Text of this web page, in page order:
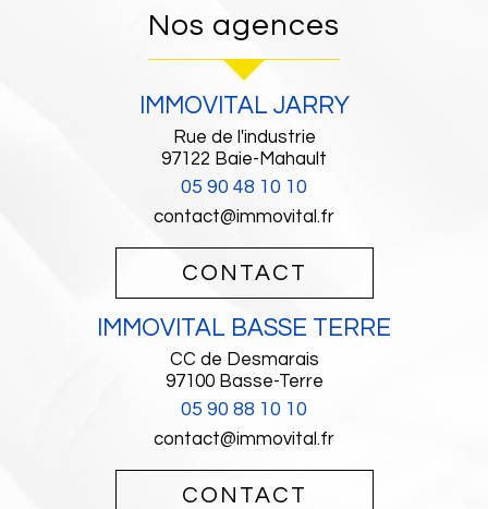
Nos agences
IMMOVITAL JARRY
Rue de l'industrie
97122 Baie-Mahault
05 90 48 10 10
contact@immovital.fr
CONTACT
IMMOVITAL BASSE TERRE
CC de Desmarais
97100 Basse-Terre
05 90 88 10 10
contact@immovital.fr
CONTACT